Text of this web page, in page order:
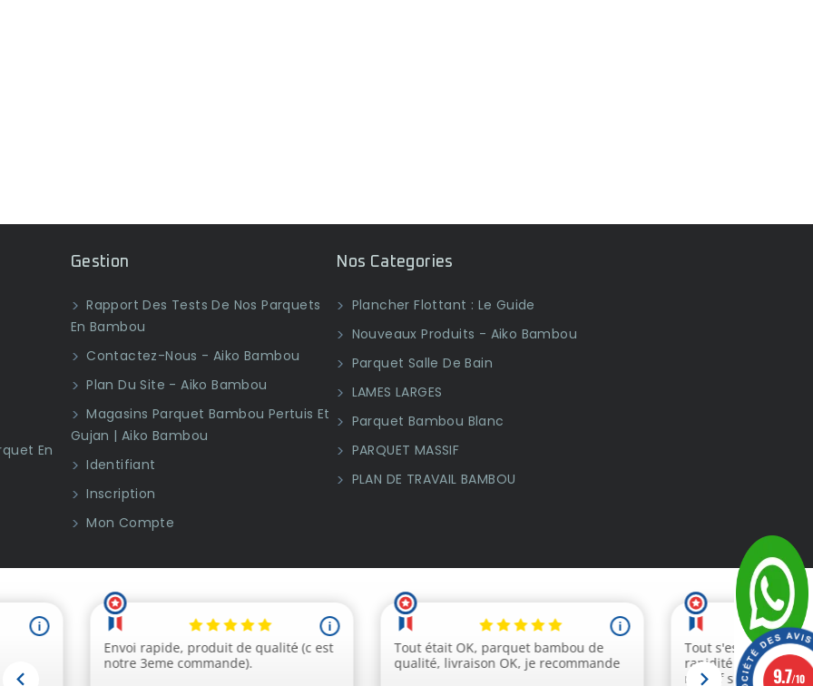
En
Gestion
Rapport Des Tests De Nos Parquets
En Bambou
Contactez-Nous - Aiko Bambou
Plan Du Site - Aiko Bambou
Magasins Parquet Bambou Pertuis Et
Gujan | Aiko Bambou
Identifiant
Inscription
Mon Compte
Nos Categories
Plancher Flottant : Le Guide
Nouveaux Produits - Aiko Bambou
Parquet Salle De Bain
LAMES LARGES
Parquet Bambou Blanc
PARQUET MASSIF
PLAN DE TRAVAIL BAMBOU
9.7/10